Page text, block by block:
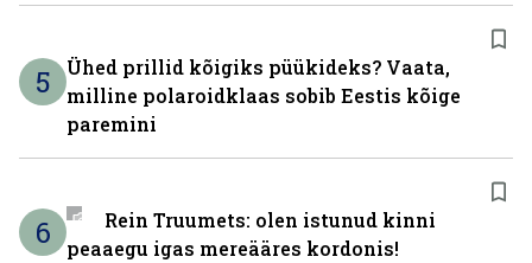
5
Ühed prillid kõigiks püükideks? Vaata,
milline polaroidklaas sobib Eestis kõige
paremini
6
Rein Truumets: olen istunud kinni
peaaegu igas mereääres kordonis!